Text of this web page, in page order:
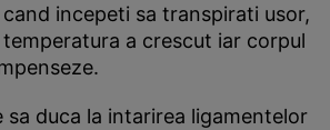
incepeti sa transpirati usor,
a crescut iar corpul
sa duca la intarirea ligamentelor